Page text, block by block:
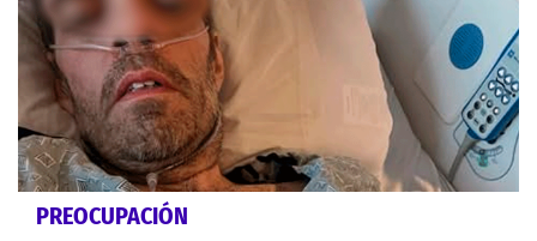
PREOCUPACIÓN